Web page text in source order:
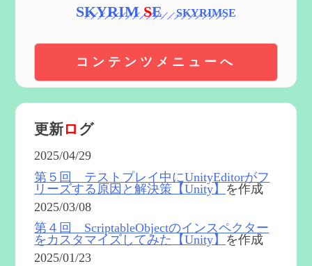
SKYRIMSE
コンテンツメニューへ
更新ロ グ
2025/04/29
第５回 テストプレイ中にUnityEditorがフ
リーズする原因と解決策【Unity】 を作成
2025/03/08
第４回 ScriptableObjectのインスペクター
をカスタマイズしてみた【Unity】 を作成
2025/01/23